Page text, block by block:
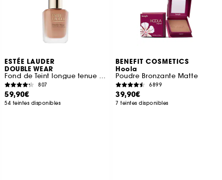
ESTÉE LAUDER
DOUBLE WEAR
Fond de Teint longue tenue intransférable SPF10
807
59,90€
54 teintes disponibles
BENEFIT COSMETICS
Hoola
Poudre Bronzante Matte
6899
39,90€
7 teintes disponibles